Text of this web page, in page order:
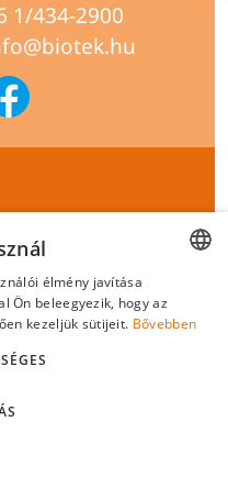
1/434-2900
feltételek
ENGLISH
élmény javítása
Ön beleegyezik, hogy az
kezeljük sütijeit. Bővebben